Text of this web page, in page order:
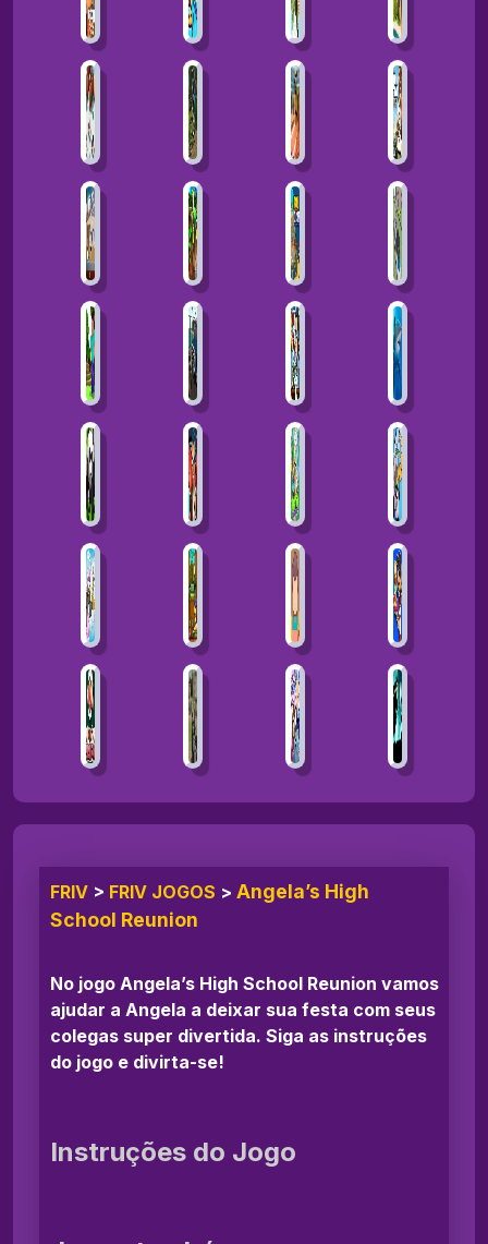
FRIV > FRIV JOGOS > Angela’s High
School Reunion
No jogo Angela’s High School Reunion vamos
ajudar a Angela a deixar sua festa com seus
colegas super divertida. Siga as instruções
do jogo e divirta-se!
Instruções do Jogo